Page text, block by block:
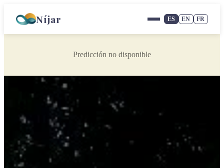
Níjar ES EN FR
Predicción no disponible